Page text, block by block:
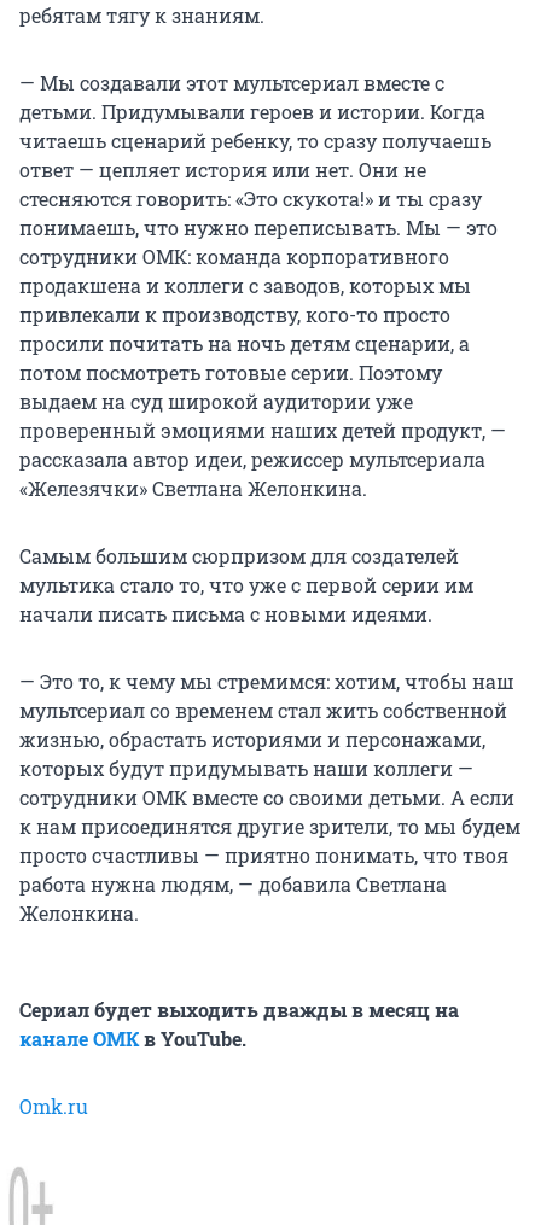
ребятам тягу к знаниям.
— Мы создавали этот мультсериал вместе с
детьми. Придумывали героев и истории. Когда
читаешь сценарий ребенку, то сразу получаешь
ответ — цепляет история или нет. Они не
стесняются говорить: «Это скукота!» и ты сразу
понимаешь, что нужно переписывать. Мы — это
сотрудники ОМК: команда корпоративного
продакшена и коллеги с заводов, которых мы
привлекали к производству, кого-то просто
просили почитать на ночь детям сценарии, а
потом посмотреть готовые серии. Поэтому
выдаем на суд широкой аудитории уже
проверенный эмоциями наших детей продукт, —
рассказала автор идеи, режиссер мультсериала
«Железячки» Светлана Желонкина.
Самым большим сюрпризом для создателей
мультика стало то, что уже с первой серии им
начали писать письма с новыми идеями.
— Это то, к чему мы стремимся: хотим, чтобы наш
мультсериал со временем стал жить собственной
жизнью, обрастать историями и персонажами,
которых будут придумывать наши коллеги —
сотрудники ОМК вместе со своими детьми. А если
к нам присоединятся другие зрители, то мы будем
просто счастливы — приятно понимать, что твоя
работа нужна людям, — добавила Светлана
Желонкина.
Сериал будет выходить дважды в месяц на
канале ОМКв YouTube.
Omk.ru